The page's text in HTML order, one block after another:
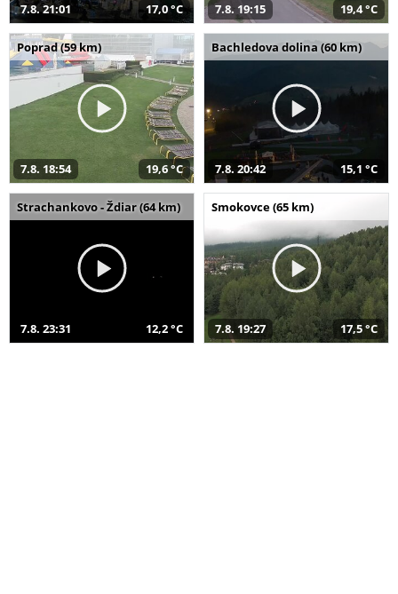
7.8. 21:01 17,0 °C 7.8. 19:15 19,4 °C
Poprad (59 km)
7.8. 18:54 19,6 °C
Bachledova dolina (60 km)
7.8. 20:42 15,1 °C
Strachankovo - Ždiar (64 km)
7.8. 23:31 12,2 °C
Smokovce (65 km)
7.8. 19:27 17,5 °C